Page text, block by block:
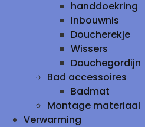
handdoekring
Inbouwnis
Doucherekje
Wissers
Douchegordijn
Bad accessoires
Badmat
Montage materiaal
Verwarming